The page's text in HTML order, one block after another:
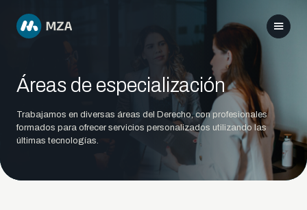
Áreas de especialización
Trabajamos en diversas áreas del Derecho, con profesionales
formados para ofrecer servicios personalizados utilizando las
últimas tecnologías.